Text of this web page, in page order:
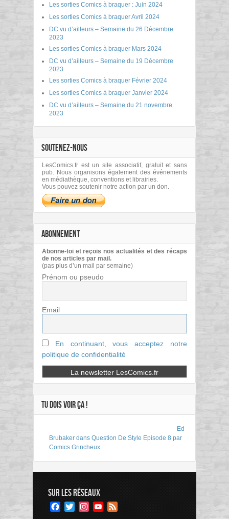
Les sorties Comics à braquer : Juin 2024
Les sorties Comics à braquer Avril 2024
DC vu d’ailleurs – Semaine du 26 Décembre
2023
Les sorties Comics à braquer Mars 2024
DC vu d’ailleurs – Semaine du 19 Décembre
2023
Les sorties Comics à braquer Février 2024
Les sorties Comics à braquer Janvier 2024
DC vu d’ailleurs – Semaine du 21 novembre
2023
SOUTENEZ-NOUS
LesComics.fr est un site associatif, gratuit et sans
pub. Nous organisons également des événements
en médiathèque, conventions et librairies.
Vous pouvez soutenir notre action par un don.
ABONNEMENT
Abonne-toi et reçois nos actualités et des récaps
de nos articles par mail.
(pas plus d’un mail par semaine)
Prénom ou pseudo
Email
En continuant, vous acceptez notre
politique de confidentialité
TU DOIS VOIR ÇA !
Ed
Brubaker dans Question De Style Episode 8 par
Comics Grincheux
SUR LES RÉSEAUX
Facebook
TwitterInstagramYouTube